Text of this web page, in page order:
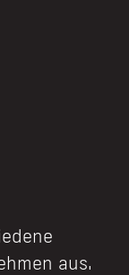
aus.